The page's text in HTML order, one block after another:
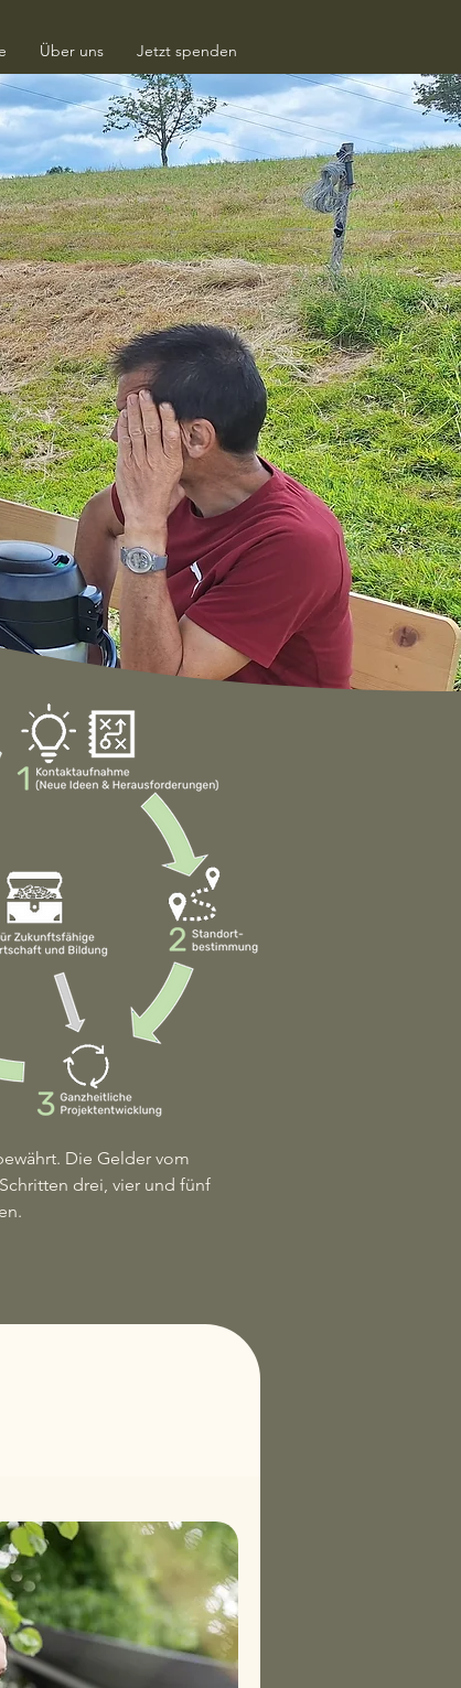
Über uns Jetzt spenden
Die Gelder vom
drei, vier und fünf